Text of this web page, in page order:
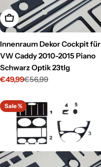
In den Warenkorb legen
Innenraum Dekor Cockpit für
VW Caddy 2010-2015 Piano
Schwarz Optik 23tlg
Verkaufspreis
€49,99
Regulärer€56,99
Sale %